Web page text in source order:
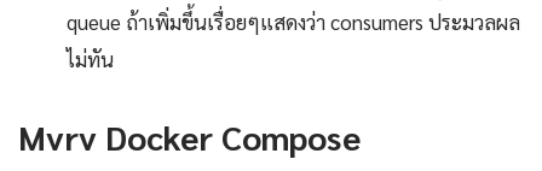
queue ถ้าเพิ่มขึ้นเรื่อยๆแสดงว่า consumers ประมวลผล
ไม่ทัน
Mvrv Docker Compose